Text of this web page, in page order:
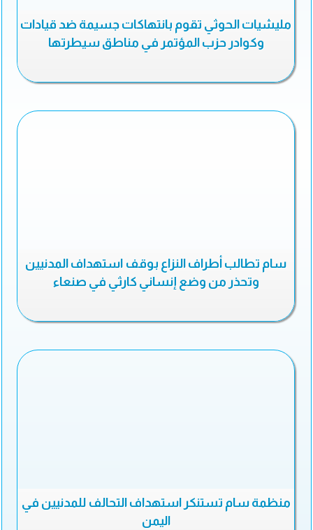
مليشيات الحوثي تقوم بانتهاكات جسيمة ضد قيادات
وكوادر حزب المؤتمر في مناطق سيطرتها
سام تطالب أطراف النزاع بوقف استهداف المدنيين
وتحذر من وضع إنساني كارثي في صنعاء
منظمة سام تستنكر استهداف التحالف للمدنيين في
اليمن